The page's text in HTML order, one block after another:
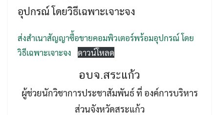
อุปกรณ์ โดยวิธีเฉพาะเจาะจง
ส่งสำเนาสัญญาซื้อขายคอมพิวเตอร์พร้อมอุปกรณ์ โดย
วิธีเฉพาะเจาะจง
ดาวน์โหลด
อบจ.สระแก้ว
ผู้ช่วยนักวิชาการประชาสัมพันธ์ ที่ องค์การบริหาร
ส่วนจังหวัดสระแก้ว